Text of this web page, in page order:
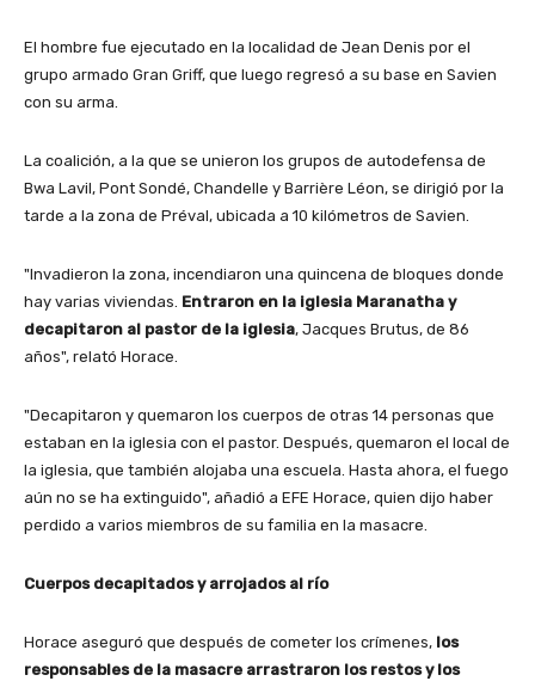
El hombre fue ejecutado en la localidad de Jean Denis por el
grupo armado Gran Griff, que luego regresó a su base en Savien
con su arma.
La coalición, a la que se unieron los grupos de autodefensa de
Bwa Lavil, Pont Sondé, Chandelle y Barrière Léon, se dirigió por la
tarde a la zona de Préval, ubicada a 10 kilómetros de Savien.
"Invadieron la zona, incendiaron una quincena de bloques donde
hay varias viviendas. Entraron en la iglesia Maranatha y
decapitaron al pastor de la iglesia, Jacques Brutus, de 86
años", relató Horace.
"Decapitaron y quemaron los cuerpos de otras 14 personas que
estaban en la iglesia con el pastor. Después, quemaron el local de
la iglesia, que también alojaba una escuela. Hasta ahora, el fuego
aún no se ha extinguido", añadió a EFE Horace, quien dijo haber
perdido a varios miembros de su familia en la masacre.
Cuerpos decapitados y arrojados al río
Horace aseguró que después de cometer los crímenes, los
responsables de la masacre arrastraron los restos y los